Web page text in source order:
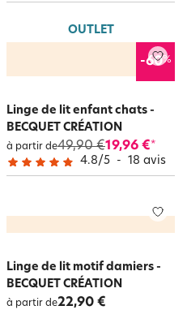
OUTLET
-60%
Linge de lit enfant chats -
BECQUET CRÉATION
à partir de49,90 €19,96 €*
4.8/5 - 18 avis
Linge de lit motif damiers -
BECQUET CRÉATION
à partir de22,90 €